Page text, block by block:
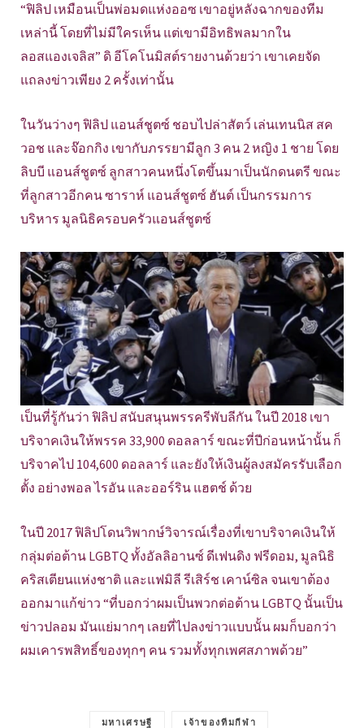
“ฟิลิป เหมือนเป็นพ่อมดแห่งออซ เขาอยู่หลังฉากของทีม
เหล่านี้ โดยที่ไม่มีใครเห็น แต่เขามีอิทธิพลมากใน
ลอสแองเจลิส” ดิ อีโคโนมิสต์รายงานด้วยว่า เขาเคยจัด
แถลงข่าวเพียง 2 ครั้งเท่านั้น
ในวันว่างๆ ฟิลิป แอนส์ชูตซ์ ชอบไปล่าสัตว์ เล่นเทนนิส สค
วอช และจ๊อกกิง เขากับภรรยามีลูก 3 คน 2 หญิง 1 ชาย โดย
ลิบบี แอนส์ชูตซ์ ลูกสาวคนหนึ่งโตขึ้นมาเป็นนักดนตรี ขณะ
ที่ลูกสาวอีกคน ซาราห์ แอนส์ชูตซ์ ฮันต์ เป็นกรรมการ
บริหาร มูลนิธิครอบครัวแอนส์ชูตซ์
เป็นที่รู้กันว่า ฟิลิป สนับสนุนพรรครีพับลีกัน ในปี 2018 เขา
บริจาคเงินให้พรรค 33,900 ดอลลาร์ ขณะที่ปีก่อนหน้านั้น ก็
บริจาคไป 104,600 ดอลลาร์ และยังให้เงินผู้ลงสมัครรับเลือก
ตั้ง อย่างพอล ไรอัน และออร์ริน แฮตช์ ด้วย
ในปี 2017 ฟิลิปโดนวิพากษ์วิจารณ์เรื่องที่เขาบริจาคเงินให้
กลุ่มต่อต้าน LGBTQ ทั้งอัลลิอานซ์ ดีเฟนดิง ฟรีดอม, มูลนิธิ
คริสเตียนแห่งชาติ และแฟมิลี รีเสิร์ช เคาน์ซิล จนเขาต้อง
ออกมาแก้ข่าว “ที่บอกว่าผมเป็นพวกต่อต้าน LGBTQ นั้นเป็น
ข่าวปลอม มันแย่มากๆ เลยที่ไปลงข่าวแบบนั้น ผมก็บอกว่า
ผมเคารพสิทธิ์ของทุกๆ คน รวมทั้งทุกเพศสภาพด้วย”
มหาเศรษฐี เจ้าของทีมกีฬา